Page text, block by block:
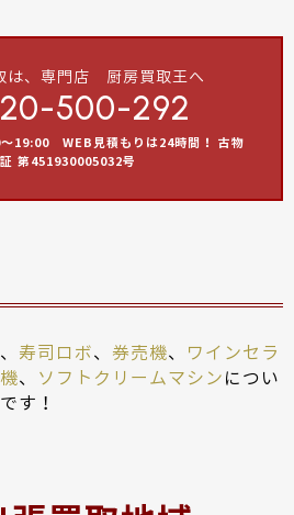
は、専門店 厨房買取王へ
500-292
19:00 WEB見積もりは24時間！ 古物
第451930005032号
、 寿司ロボ、 券売機、 ワインセラ
、 ソフトクリームマシンについ
す！